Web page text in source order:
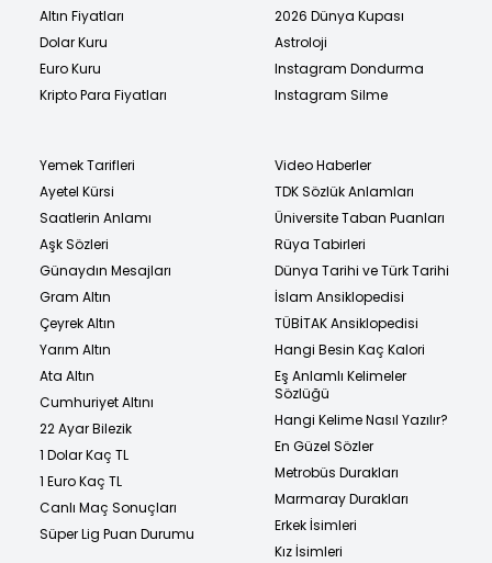
Altın Fiyatları
Dolar Kuru
Euro Kuru
Kripto Para Fiyatları
2026 Dünya Kupası
Astroloji
Instagram Dondurma
Instagram Silme
Yemek Tarifleri
Ayetel Kürsi
Saatlerin Anlamı
Aşk Sözleri
Günaydın Mesajları
Gram Altın
Çeyrek Altın
Yarım Altın
Ata Altın
Cumhuriyet Altını
22 Ayar Bilezik
1 Dolar Kaç TL
1 Euro Kaç TL
Canlı Maç Sonuçları
Süper Lig Puan Durumu
Video Haberler
TDK Sözlük Anlamları
Üniversite Taban Puanları
Rüya Tabirleri
Dünya Tarihi ve Türk Tarihi
İslam Ansiklopedisi
TÜBİTAK Ansiklopedisi
Hangi Besin Kaç Kalori
Eş Anlamlı Kelimeler
Sözlüğü
Hangi Kelime Nasıl Yazılır?
En Güzel Sözler
Metrobüs Durakları
Marmaray Durakları
Erkek İsimleri
Kız İsimleri